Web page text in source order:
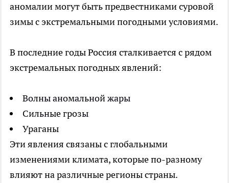
аномалии могут быть предвестниками суровой
зимы с экстремальными погодными условиями.
В последние годы Россия сталкивается с рядом
экстремальных погодных явлений:
Волны аномальной жары
Сильные грозы
Ураганы
Эти явления связаны с глобальными
изменениями климата, которые по-разному
влияют на различные регионы страны.